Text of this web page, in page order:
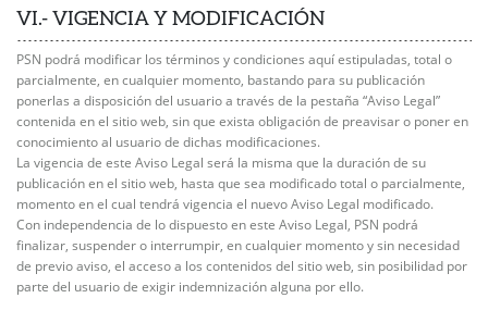
VI.- VIGENCIA Y MODIFICACIÓN
PSN podrá modificar los términos y condiciones aquí estipuladas, total o
parcialmente, en cualquier momento, bastando para su publicación
ponerlas a disposición del usuario a través de la pestaña “Aviso Legal”
contenida en el sitio web, sin que exista obligación de preavisar o poner en
conocimiento al usuario de dichas modificaciones.
La vigencia de este Aviso Legal será la misma que la duración de su
publicación en el sitio web, hasta que sea modificado total o parcialmente,
momento en el cual tendrá vigencia el nuevo Aviso Legal modificado.
Con independencia de lo dispuesto en este Aviso Legal, PSN podrá
finalizar, suspender o interrumpir, en cualquier momento y sin necesidad
de previo aviso, el acceso a los contenidos del sitio web, sin posibilidad por
parte del usuario de exigir indemnización alguna por ello.